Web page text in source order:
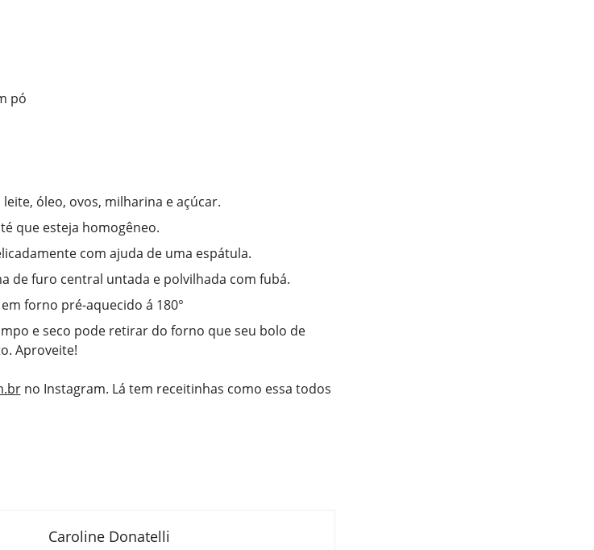
pó
óleo, ovos, milharina e açúcar.
que esteja homogêneo.
com ajuda de uma espátula.
de furo central untada e polvilhada com fubá.
forno pré-aquecido á 180°
e seco pode retirar do forno que seu bolo de
Aproveite!
no Instagram. Lá tem receitinhas como essa todos
Caroline Donatelli